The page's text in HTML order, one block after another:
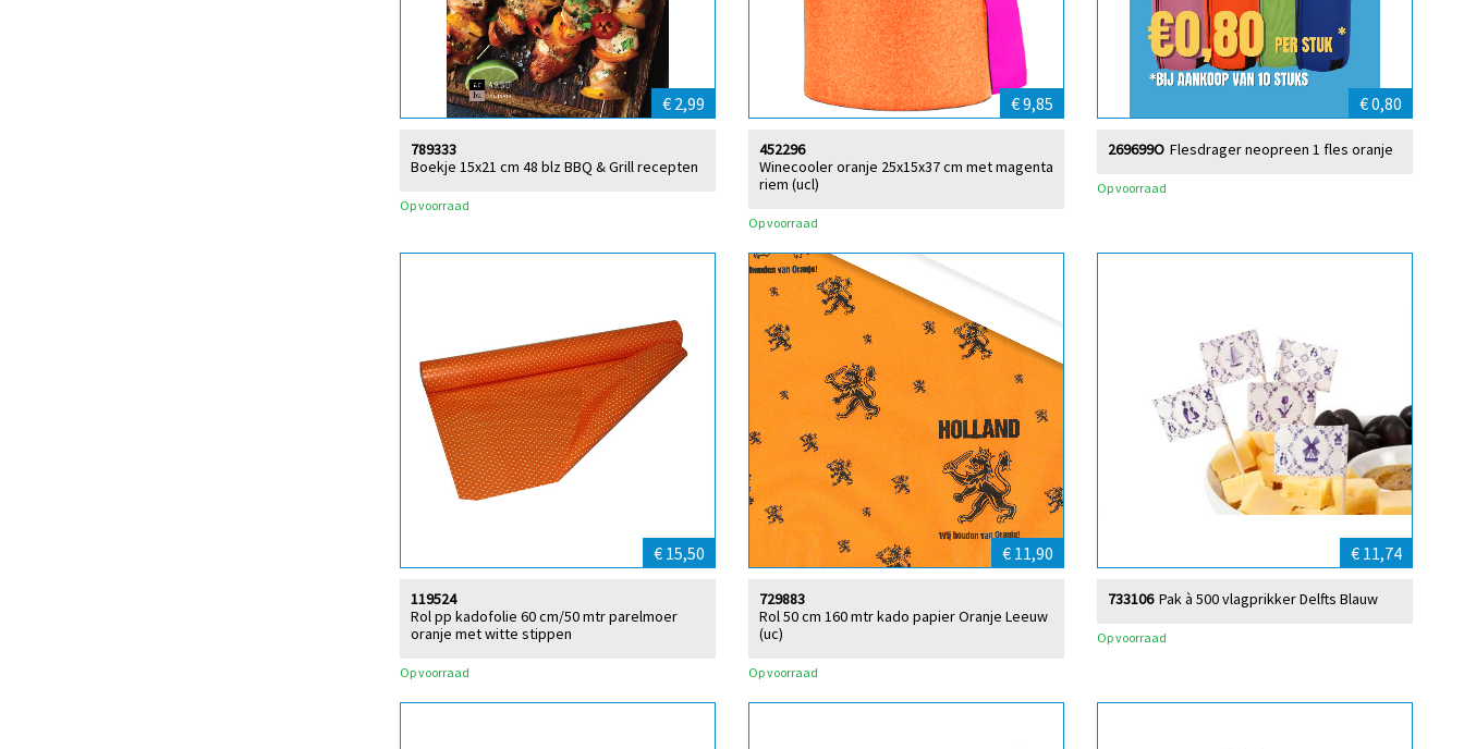
€ 2,99
Boekje 15x21 cm 48 blz BBQ & Grill recepten
789333
Op voorraad
€ 9,85
Winecooler oranje 25x15x37 cm met magenta
riem (ucl)
452296
Op voorraad
€ 0,80
Flesdrager neopreen 1 fles oranje
269699O
Op voorraad
€ 15,50
Rol pp kadofolie 60 cm/50 mtr parelmoer
oranje met witte stippen
119524
Op voorraad
€ 11,90
Rol 50 cm 160 mtr kado papier Oranje Leeuw
(uc)
729883
Op voorraad
€ 11,74
Pak à 500 vlagprikker Delfts Blauw
733106
Op voorraad